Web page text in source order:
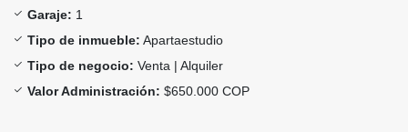
Garaje: 1
Tipo de inmueble: Apartaestudio
Tipo de negocio: Venta | Alquiler
Valor Administración: $650.000 COP